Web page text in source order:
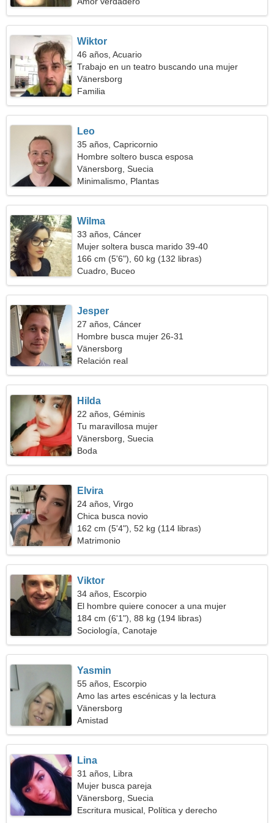
Wiktor
46 años, Acuario
Trabajo en un teatro buscando una mujer
caliente
Vänersborg
Familia
Leo
35 años, Capricornio
Hombre soltero busca esposa
Vänersborg, Suecia
Minimalismo, Plantas
Wilma
33 años, Cáncer
Mujer soltera busca marido 39-40
166 cm (5'6"), 60 kg (132 libras)
Cuadro, Buceo
Jesper
27 años, Cáncer
Hombre busca mujer 26-31
Vänersborg
Relación real
Hilda
22 años, Géminis
Tu maravillosa mujer
Vänersborg, Suecia
Boda
Elvira
24 años, Virgo
Chica busca novio
162 cm (5'4"), 52 kg (114 libras)
Matrimonio
Viktor
34 años, Escorpio
El hombre quiere conocer a una mujer
184 cm (6'1"), 88 kg (194 libras)
Sociología, Canotaje
Yasmin
55 años, Escorpio
Amo las artes escénicas y la lectura
Vänersborg
Amistad
Lina
31 años, Libra
Mujer busca pareja
Vänersborg, Suecia
Escritura musical, Política y derecho